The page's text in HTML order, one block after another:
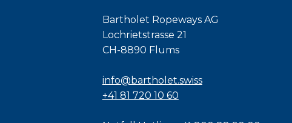
Bartholet Ropeways AG
Lochrietstrasse 21
CH-8890 Flums
info@bartholet.swiss
+41 81 720 10 60